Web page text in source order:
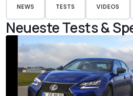
NEWS TESTS VIDEOS
Neueste Tests &